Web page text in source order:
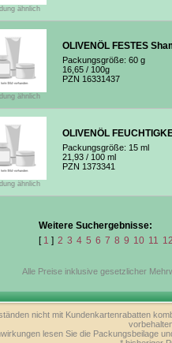
ähnlich
ähnlich
OLIVENÖL FESTES
Packungsgröße: 60 g
16,65 / 100g
PZN 16331437
ähnlich
OLIVENÖL
Packungsgröße: 15 ml
21,93 / 100 ml
PZN 1373341
Weitere Suchergebnisse:
[ 1 ] 2 3 4 5 6 7 8 9 10 11 12
Alle Preise inklusive gesetzlicher
nicht mit Kundenkartenrabatten
lesen Sie die Packungsbeilage